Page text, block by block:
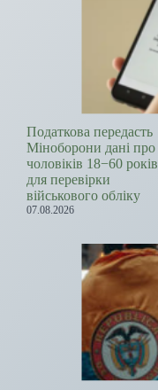
Податкова передасть
Міноборони дані про
чоловіків 18−60 років
для перевірки
військового обліку
07.08.2026